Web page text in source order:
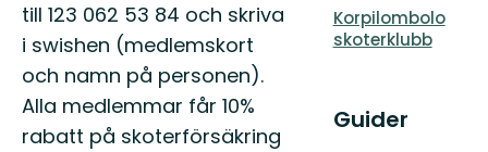
till 123 062 53 84 och skriva
i swishen (medlemskort
och namn på personen).
Alla medlemmar får 10%
rabatt på skoterförsäkring
Korpilombolo
skoterklubb
Guider